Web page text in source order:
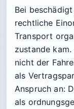
Bei
rechtliche
Transport
zustande
nicht der
als
Anspruch an:
als